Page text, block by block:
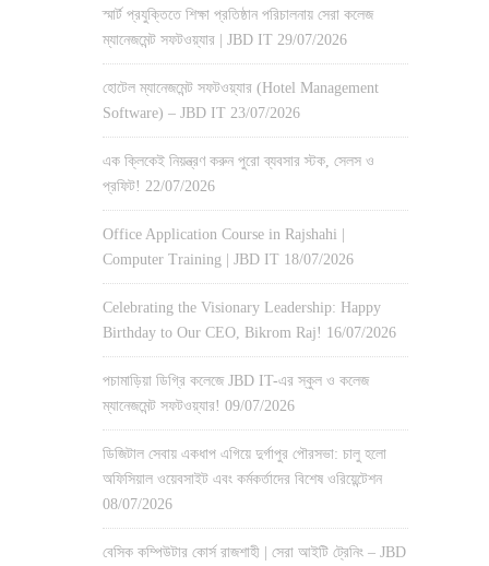
স্মার্ট প্রযুক্তিতে শিক্ষা প্রতিষ্ঠান পরিচালনায় সেরা কলেজ
ম্যানেজমেন্ট সফটওয়্যার | JBD IT 29/07/2026
হোটেল ম্যানেজমেন্ট সফটওয়্যার (Hotel Management
Software) – JBD IT 23/07/2026
এক ক্লিকেই নিয়ন্ত্রণ করুন পুরো ব্যবসার স্টক, সেলস ও
প্রফিট! 22/07/2026
Office Application Course in Rajshahi |
Computer Training | JBD IT 18/07/2026
Celebrating the Visionary Leadership: Happy
Birthday to Our CEO, Bikrom Raj! 16/07/2026
পচামাড়িয়া ডিগ্রি কলেজে JBD IT-এর স্কুল ও কলেজ
ম্যানেজমেন্ট সফটওয়্যার! 09/07/2026
ডিজিটাল সেবায় একধাপ এগিয়ে দুর্গাপুর পৌরসভা: চালু হলো
অফিসিয়াল ওয়েবসাইট এবং কর্মকর্তাদের বিশেষ ওরিয়েন্টেশন
08/07/2026
বেসিক কম্পিউটার কোর্স রাজশাহী | সেরা আইটি ট্রেনিং – JBD